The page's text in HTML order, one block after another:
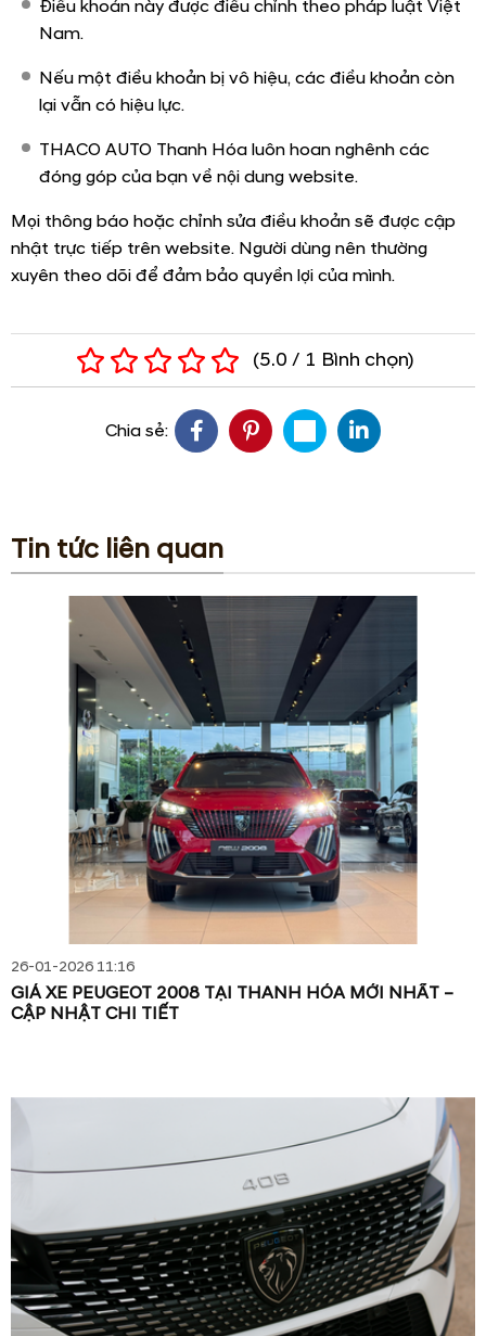
Điều khoản này được điều chỉnh theo pháp luật Việt
Nam.
Nếu một điều khoản bị vô hiệu, các điều khoản còn
lại vẫn có hiệu lực.
THACO AUTO Thanh Hóa luôn hoan nghênh các
đóng góp của bạn về nội dung website.
Mọi thông báo hoặc chỉnh sửa điều khoản sẽ được cập
nhật trực tiếp trên website. Người dùng nên thường
xuyên theo dõi để đảm bảo quyền lợi của mình.
(5.0 / 1 Bình chọn)
Chia sẻ:
Tin tức liên quan
26-01-2026 11:16
GIÁ XE PEUGEOT 2008 TẠI THANH HÓA MỚI NHẤT –
CẬP NHẬT CHI TIẾT